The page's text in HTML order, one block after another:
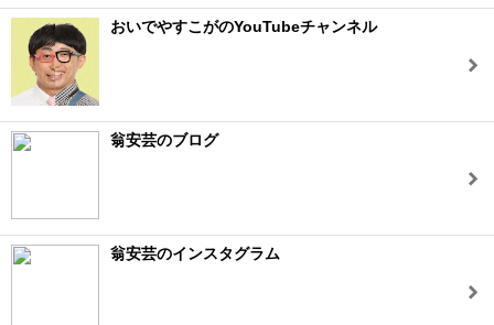
おいでやすこがのYouTubeチャンネル
翁安芸のブログ
翁安芸のインスタグラム